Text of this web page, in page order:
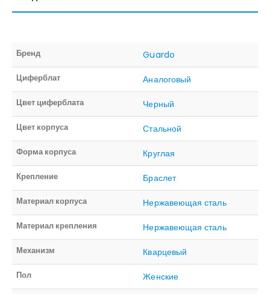
Бренд Guardo
Циферблат Аналоговый
Цвет циферблата Черный
Цвет корпуса Стальной
Форма корпуса Круглая
Крепление Браслет
Материал корпуса Нержавеющая сталь
Материал крепления Нержавеющая сталь
Механизм Кварцевый
Пол Женские